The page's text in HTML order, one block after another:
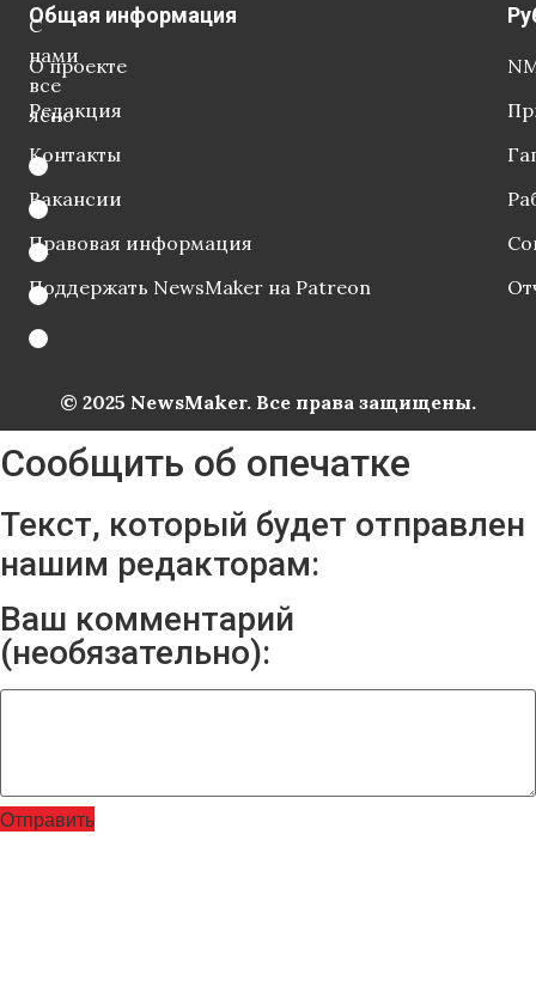
С
нами
все
ясно
Общая информация
О проекте
Редакция
Контакты
Вакансии
Правовая информация
Поддержать NewsMaker на Patreon
© 2025 NewsMaker. Все права защищены.
Сообщить об опечатке
Текст, который будет отправлен
нашим редакторам:
Ваш комментарий
(необязательно):
Отправить